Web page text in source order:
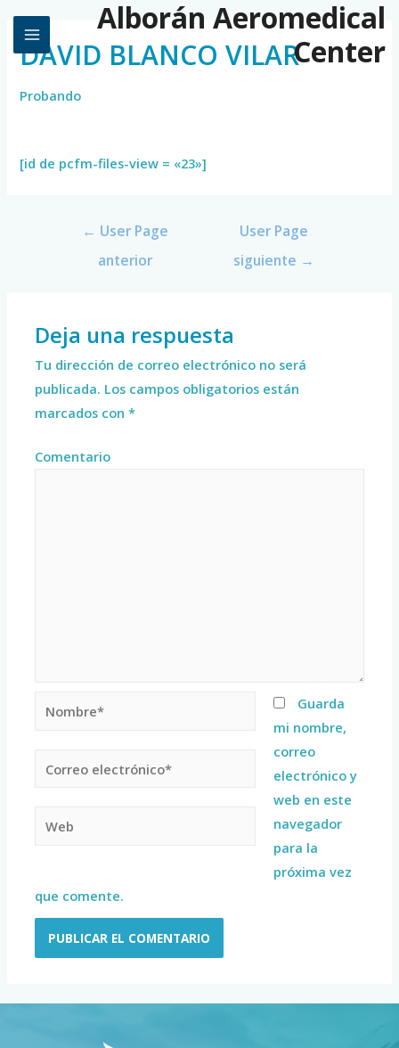
Alborán Aeromedical
Center
DAVID BLANCO VILAR
Probando
[id de pcfm-files-view = «23»]
← User Page
anterior
User Page
siguiente →
Deja una respuesta
Tu dirección de correo electrónico no será
publicada. Los campos obligatorios están
marcados con*
Comentario
Guarda
mi nombre,
correo
electrónico y
web en este
navegador
para la
próxima vez
que comente.